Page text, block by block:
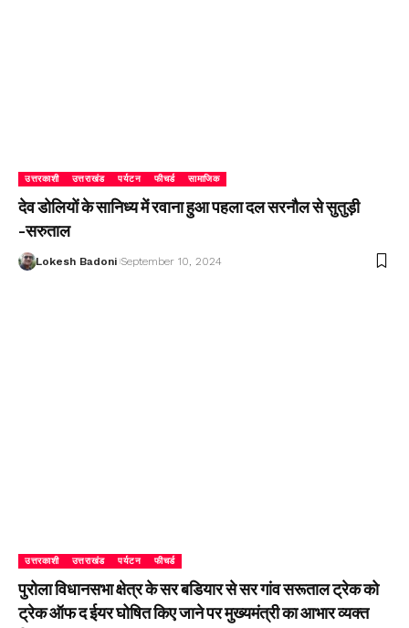
उत्तरकाशी उत्तराखंड पर्यटन फीचर्ड सामाजिक
देव डोलियों के सानिध्य में रवाना हुआ पहला दल सरनौल से सुतुड़ी
-सरुताल
Lokesh Badoni September 10, 2024
उत्तरकाशी उत्तराखंड पर्यटन फीचर्ड
पुरोला विधानसभा क्षेत्र के सर बडियार से सर गांव सरूताल ट्रेक को
ट्रेक ऑफ द ईयर घोषित किए जाने पर मुख्यमंत्री का आभार व्यक्त